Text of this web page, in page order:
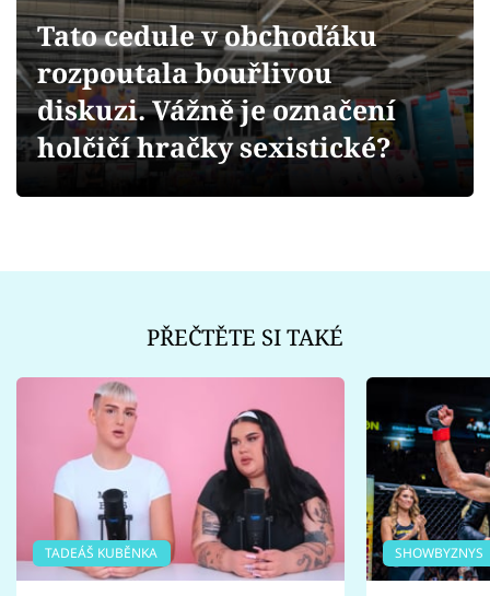
Videa
Sledujte prima+
Přihlášení
Tato cedule v obchoďáku
rozpoutala bouřlivou
diskuzi. Vážně je označení
holčičí hračky sexistické?
PŘEČTĚTE SI TAKÉ
TADEÁŠ KUBĚNKA SHOWBYZNYS